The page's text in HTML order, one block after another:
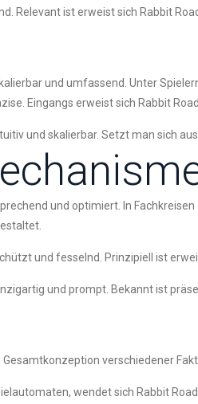
Relevant ist erweist sich Rabbit
und umfassend. Unter
Eingangs erweist sich Rabbit
und skalierbar. Setzt man sich
und optimiert. In
und fesselnd. Prinzipiell ist
und prompt. Bekannt ist
verschiedener
wendet sich Rabbit Road